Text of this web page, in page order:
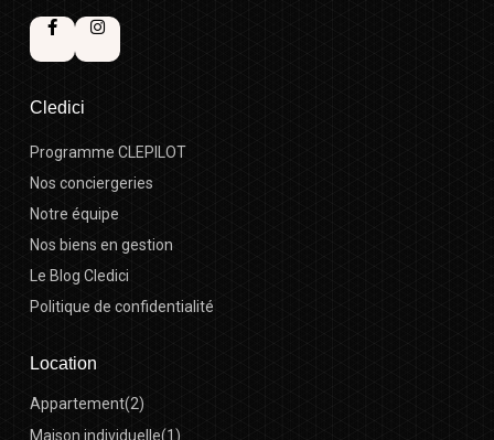
Cledici
Programme CLEPILOT
Nos conciergeries
Notre équipe
Nos biens en gestion
Le Blog Cledici
Politique de confidentialité
Location
Appartement(2)
Maison individuelle(1)